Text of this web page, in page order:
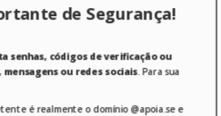
Esqueci minha senha
senhas, códigos de verificação ou
ou redes sociais. Para sua
de Segurança!
é realmente o domínio @apoia.se e